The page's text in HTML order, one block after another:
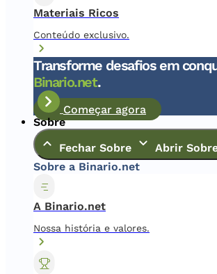
Materiais Ricos
Conteúdo exclusivo.
Transforme desafios em
Binario.net.
Começar agora
Sobre
Fechar Sobre
Abrir
Sobre a Binario.net
A Binario.net
Nossa história e valores.